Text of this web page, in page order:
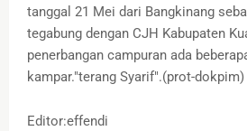
tanggal 21 Mei dari Bangkinang
tegabung dengan CJH Kabupaten
penerbangan campuran ada
kampar."terang Syarif".(prot-dokpim)
Editor:effendi